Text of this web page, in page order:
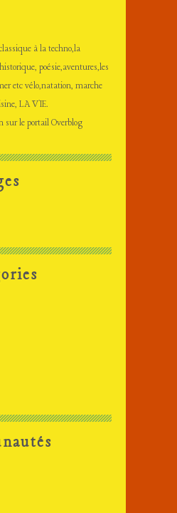
à la techno,la
poésie,aventures,les
etc vélo,natation, marche
LA VIE.
sur le portail Overblog